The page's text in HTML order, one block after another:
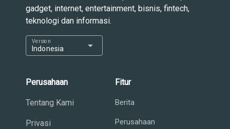
gadget, internet, entertainment, bisnis, fintech,
teknologi dan informasi.
Indonesia
Version arrow_drop_down
Perusahaan
Tentang Kami
Privasi
Fitur
Berita
Perusahaan